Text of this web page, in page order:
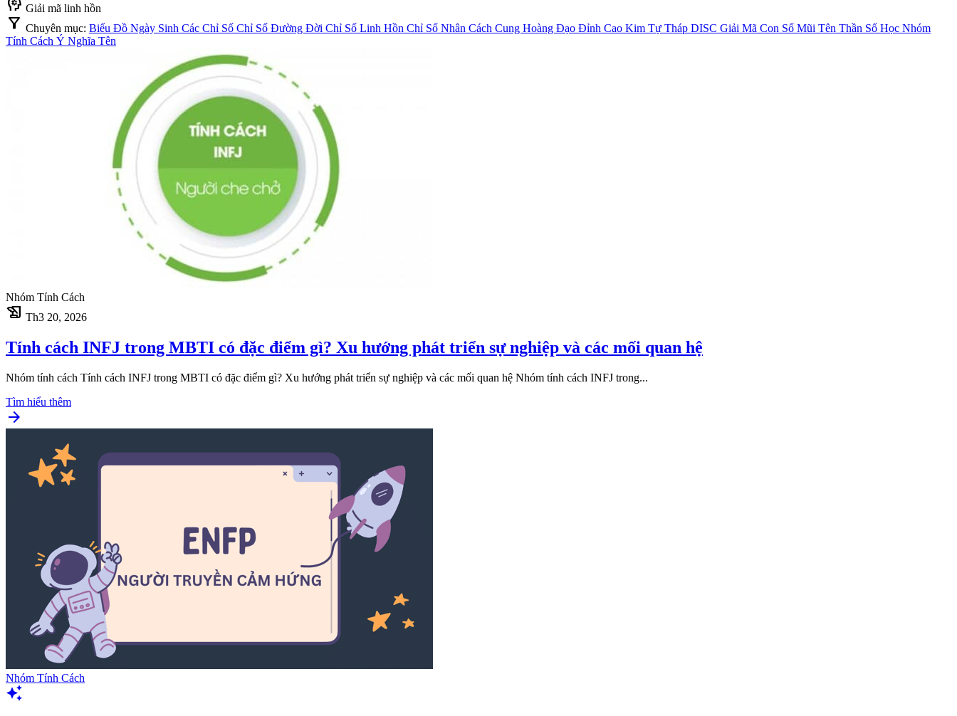
Giải mã linh hồn
filter_alt Chuyên mục: Biểu Đồ Ngày Sinh Các Chỉ Số Chỉ Số Đường Đời Chỉ Số Linh Hồn Chỉ Số Nhân Cách Cung Hoàng Đạo Đỉnh Cao Kim Tự Tháp DISC Giải Mã Con Số Mũi Tên Thần Số Học Nhóm
Tính Cách Ý Nghĩa Tên
Nhóm Tính Cách
history_edu Th3 20, 2026
Tính cách INFJ trong MBTI có đặc điểm gì? Xu hướng phát triển sự nghiệp và các mối quan hệ
Nhóm tính cách Tính cách INFJ trong MBTI có đặc điểm gì? Xu hướng phát triển sự nghiệp và các mối quan hệ Nhóm tính cách INFJ trong...
Tìm hiểu thêm
arrow_forward
Nhóm Tính Cách
auto_awesome